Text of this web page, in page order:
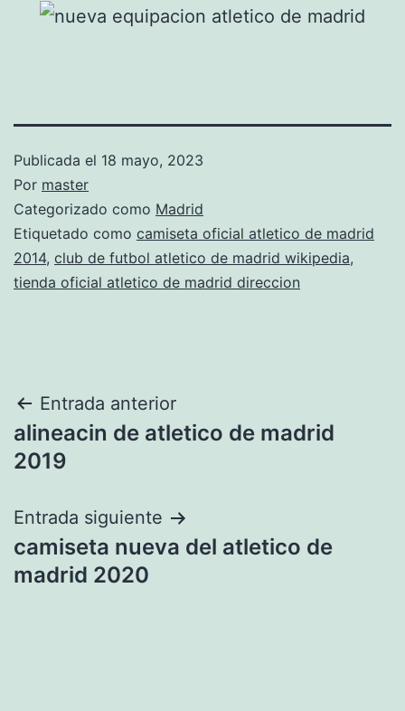
Publicada el 18 mayo, 2023
Por master
Categorizado como Madrid
Etiquetado como camiseta oficial atletico de madrid
2014, club de futbol atletico de madrid wikipedia,
tienda oficial atletico de madrid direccion
Navegación
de
Entrada anterior
alineacin de atletico de madrid
2019
Entrada siguiente
camiseta nueva del atletico de
madrid 2020